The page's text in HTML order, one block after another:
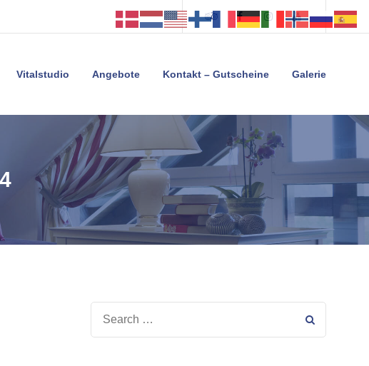
Tripadvisor
FacebookInstagramYoutube
Vitalstudio Angebote Kontakt – Gutscheine Galerie
FOR: